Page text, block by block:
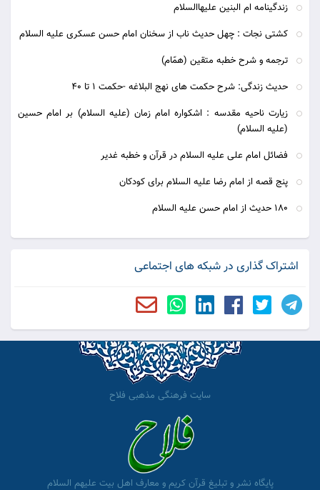
زندگینامه ام البنین علیهاالسلام
کشتی نجات : چهل حدیث ناب از سخنان امام حسن عسکری علیه السلام
ترجمه و شرح خطبه متقين (همّام)
حدیث زندگی: شرح حکمت های نهج البلاغه -حکمت 1 تا 40
زیارت ناحیه مقدسه : اشکواره امام زمان (علیه السلام) بر امام حسین
(علیه السلام)
فضائل امام علی علیه السلام در قرآن و خطبه غدیر
پنج قصه از امام رضا علیه السلام برای کودکان
180 حديث از امام حسن عليه السلام
اشتراک گذاری در شبکه های اجتماعی
سایت فرهنگی مذهبی فلاح
پایگاه نشر و تبلیغ قرآن کریم و معارف اهل بیت علیهم السلام